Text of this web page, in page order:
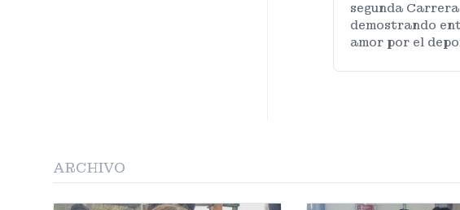
segunda
demostrando
amor por el
ARCHIVO